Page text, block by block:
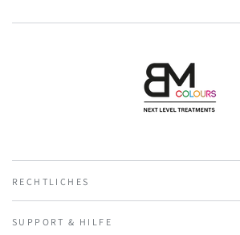
RECHTLICHES
SUPPORT & HILFE